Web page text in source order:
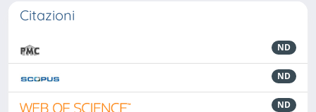
Citazioni
ND
ND
ND